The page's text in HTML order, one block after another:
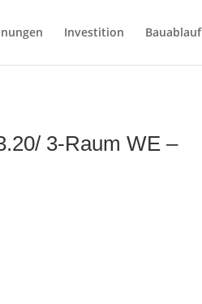
Investition Bauablauf
3-Raum WE –